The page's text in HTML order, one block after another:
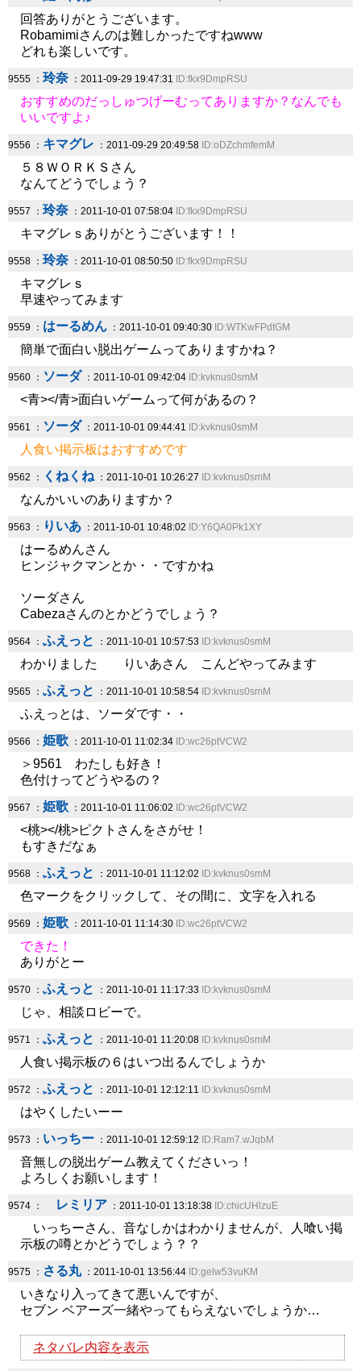
回答ありがとうございます。
Robamimiさんのは難しかったですねwww
どれも楽しいです。
9555 ： 玲奈 ：2011-09-29 19:47:31 ID:fkx9DmpRSU
おすすめのだっしゅつげーむってありますか？なんでも
いいですよ♪
9556 ： キマグレ ：2011-09-29 20:49:58 ID:oDZchmfemM
５８ＷＯＲＫＳさん
なんてどうでしょう？
9557 ： 玲奈 ：2011-10-01 07:58:04 ID:fkx9DmpRSU
キマグレｓありがとうございます！！
9558 ： 玲奈 ：2011-10-01 08:50:50 ID:fkx9DmpRSU
キマグレｓ
早速やってみます
9559 ： はーるめん ：2011-10-01 09:40:30 ID:WTKwFPdtGM
簡単で面白い脱出ゲームってありますかね？
9560 ： ソーダ ：2011-10-01 09:42:04 ID:kvknus0smM
<青></青>面白いゲームって何があるの？
9561 ： ソーダ ：2011-10-01 09:44:41 ID:kvknus0smM
人食い掲示板はおすすめです
9562 ： くねくね：2011-10-01 10:26:27 ID:kvknus0smM
なんかいいのありますか？
9563 ： りいあ ：2011-10-01 10:48:02 ID:Y6QA0Pk1XY
はーるめんさん
ヒンジャクマンとか・・ですかね
ソーダさん
Cabezaさんのとかどうでしょう？
9564 ： ふえっと ：2011-10-01 10:57:53 ID:kvknus0smM
わかりました りいあさん こんどやってみます
9565 ： ふえっと ：2011-10-01 10:58:54 ID:kvknus0smM
ふえっとは、ソーダです・・
9566 ： 姫歌 ：2011-10-01 11:02:34 ID:wc26ptVCW2
＞9561 わたしも好き！
色付けってどうやるの？
9567 ： 姫歌 ：2011-10-01 11:06:02 ID:wc26ptVCW2
<桃></桃>ピクトさんをさがせ！
もすきだなぁ
9568 ： ふえっと ：2011-10-01 11:12:02 ID:kvknus0smM
色マークをクリックして、その間に、文字を入れる
9569 ： 姫歌 ：2011-10-01 11:14:30 ID:wc26ptVCW2
できた！
ありがとー
9570 ： ふえっと ：2011-10-01 11:17:33 ID:kvknus0smM
じゃ、相談ロビーで。
9571 ： ふえっと ：2011-10-01 11:20:08 ID:kvknus0smM
人食い掲示板の６はいつ出るんでしょうか
9572 ： ふえっと ：2011-10-01 12:12:11 ID:kvknus0smM
はやくしたいーー
9573 ： いっちー ：2011-10-01 12:59:12 ID:Ram7.wJqbM
音無しの脱出ゲーム教えてくださいっ！
よろしくお願いします！
9574 ： レミリア ：2011-10-01 13:18:38 ID:chicUHlzuE
いっちーさん、音なしかはわかりませんが、人喰い掲
示板の噂とかどうでしょう？？
9575 ： さる丸：2011-10-01 13:56:44 ID:gelw53vuKM
いきなり入ってきて悪いんですが、
セブン ベアーズ一緒やってもらえないでしょうか…
ネタバレ内容を表示